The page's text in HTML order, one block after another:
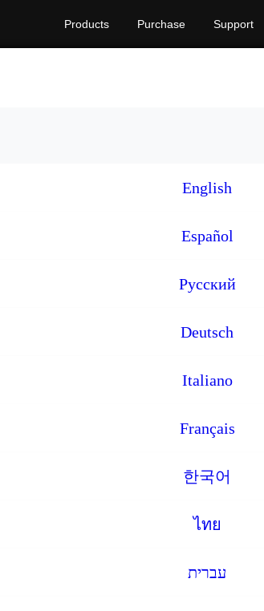
Products Purchase Support
English
Español
Русский
Deutsch
Italiano
Français
한국어
ไทย
עברית